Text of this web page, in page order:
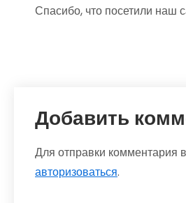
Спасибо, что посетили наш
Добавить
Для отправки комментария
авторизоваться.